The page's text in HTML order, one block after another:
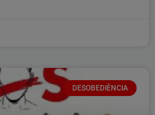
DESOBEDIÈNCIA